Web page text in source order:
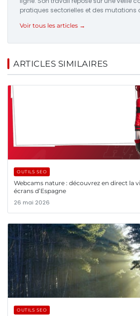
pratiques sectorielles et des mutations
Voir tous les articles →
ARTICLES SIMILAIRES
OUTILS SEO
Webcams nature : découvrez en direct la
écrans d’Espagne
26 mai 2026
OUTILS SEO